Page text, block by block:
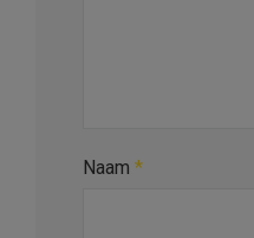
Naam *